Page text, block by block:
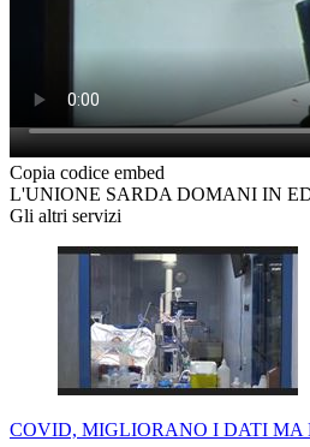
Copia codice embed
L'UNIONE SARDA DOMANI IN
Gli altri servizi
COVID, MIGLIORANO I DATI MA